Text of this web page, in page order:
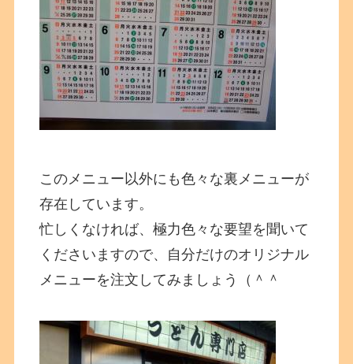
このメニュー以外にも色々な裏メニューが
存在しています。
忙しくなければ、極力色々な要望を聞いて
くださいますので、自分だけのオリジナル
メニューを注文してみましょう（＾＾